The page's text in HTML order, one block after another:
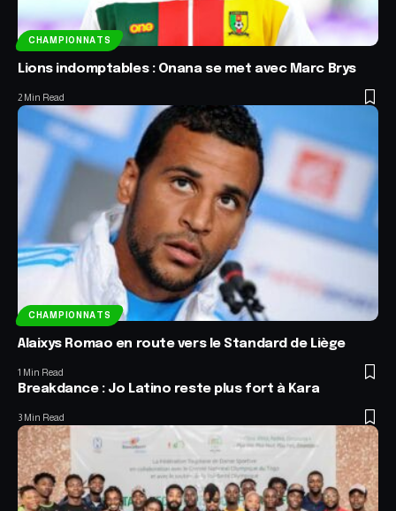
CHAMPIONNATS
Lions indomptables : Onana se met avec Marc Brys
2 Min Read
CHAMPIONNATS
Alaixys Romao en route vers le Standard de Liège
1 Min Read
Breakdance : Jo Latino reste plus fort à Kara
3 Min Read